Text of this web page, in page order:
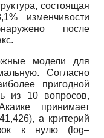
состоящая
изменчивости
после
модели для
Согласно
пригодной
из 10 вопросов,
принимает
а критерий
к нулю (log–